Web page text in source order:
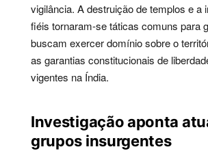
vigilância. A destruição de templos e a
fiéis tornaram-se táticas comuns para
buscam exercer domínio sobre o
as garantias constitucionais de
vigentes na Índia.
Investigação aponta
grupos insurgentes